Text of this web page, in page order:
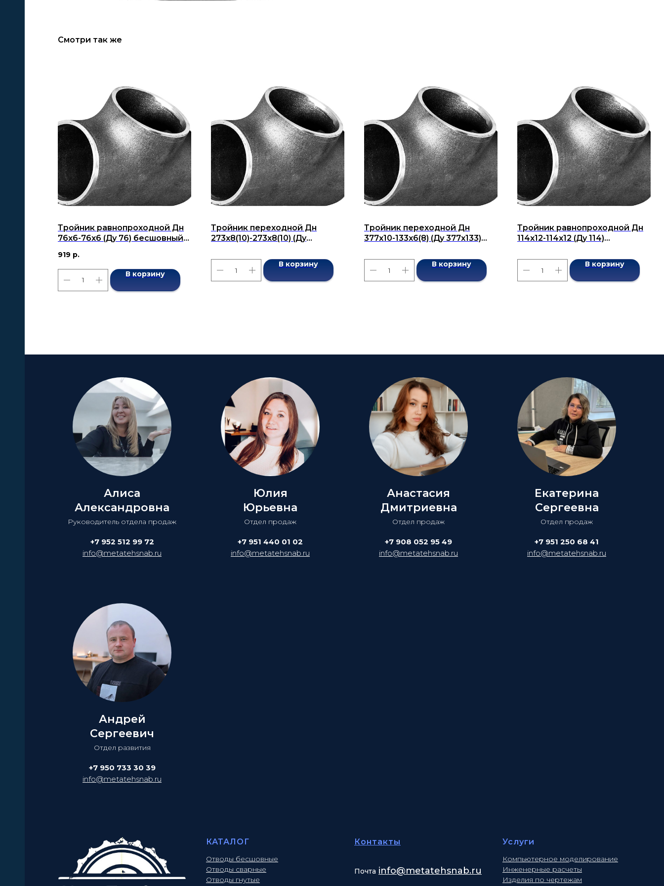
Смотри так же
Тройник равнопроходной Дн
76x6-76x6 (Ду 76) бесшовный
919 р.
В корзину
Тройник переходной Дн
273x8(10)-273x8(10) (Ду
17376-2001
В корзину
Тройник переходной Дн
377x10-133x6(8) (Ду 377x133)
В корзину
Тройник равнопроходной Дн
114x12-114x12 (Ду 114)
В корзину
Алиса
Александровна
Руководитель отдела продаж
+7 952 512 99 72
info@metatehsnab.ru
Юлия
Юрьевна
Отдел продаж
+7 951 440 01 02
info@metatehsnab.ru
Анастасия
Дмитриевна
Отдел продаж
+7 908 052 95 49
info@metatehsnab.ru
Екатерина
Сергеевна
Отдел продаж
+7 951 250 68 41
info@metatehsnab.ru
Андрей
Сергеевич
Отдел развития
+7 950 733 30 39
info@metatehsnab.ru
КАТАЛОГ
Отводы бесшовные
Отводы сварные
Отводы гнутые
Контакты
Почта info@metatehsnab.ru
Услуги
Компьютерное моделирование
Инженерные расчеты
Изделия по чертежам